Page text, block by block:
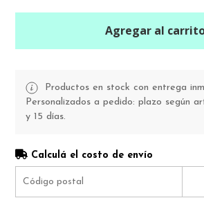
Agregar al
Productos en stock con entrega
Personalizados a pedido: plazo según
y 15 días.
Calculá el costo de envío